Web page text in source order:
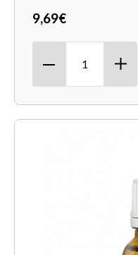
9,69€